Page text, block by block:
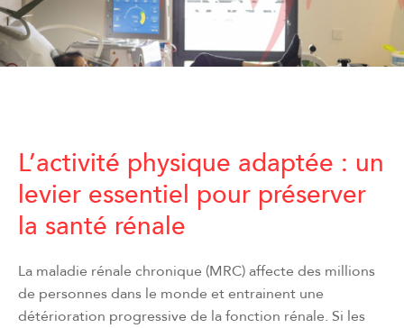
L’activité physique adaptée : un
levier essentiel pour préserver
la santé rénale
La maladie rénale chronique (MRC) affecte des millions
de personnes dans le monde et entrainent une
détérioration progressive de la fonction rénale. Si les